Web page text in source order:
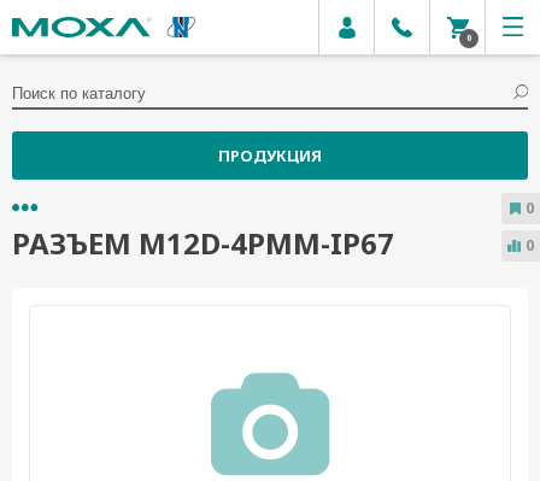
0
ПРОДУКЦИЯ
РАЗЪЕМ M12D-4PMM-IP67
0
0